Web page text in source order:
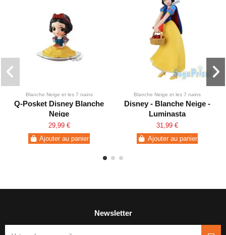
Blanche Neige et les 7 nains
Q-Posket Disney Blanche
Neige
29,99 €
Ajouter au panier
Blanche Neige et les 7 nains
Disney - Blanche Neige -
Luminasta
31,99 €
Ajouter au panier
Newsletter